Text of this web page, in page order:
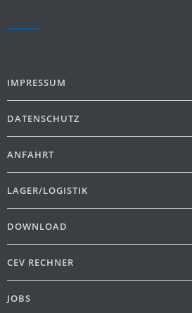
IMPRESSUM
DATENSCHUTZ
ANFAHRT
LAGER/LOGISTIK
DOWNLOAD
CEV RECHNER
JOBS